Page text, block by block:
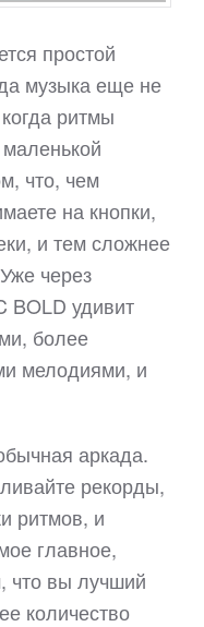
простой
музыка еще не
ритмы
что, чем
на кнопки,
и тем сложнее
через
BOLD удивит
более
мелодиями, и
аркада.
рекорды,
ритмов, и
главное,
что вы лучший
количество